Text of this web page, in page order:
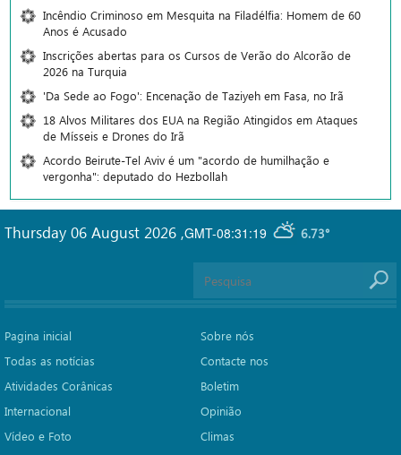
Incêndio Criminoso em Mesquita na Filadélfia: Homem de 60
Anos é Acusado
Inscrições abertas para os Cursos de Verão do Alcorão de
2026 na Turquia
'Da Sede ao Fogo': Encenação de Taziyeh em Fasa, no Irã
18 Alvos Militares dos EUA na Região Atingidos em Ataques
de Mísseis e Drones do Irã
Acordo Beirute-Tel Aviv é um "acordo de humilhação e
vergonha": deputado do Hezbollah
GMT-08:31:19 6.73°
Thursday 06 August 2026 ,
Pagina inicial
Todas as notícias
Atividades Corânicas
Internacional
Vídeo e Foto
Sobre nós
Contacte nos
Boletim
Opinião
Climas